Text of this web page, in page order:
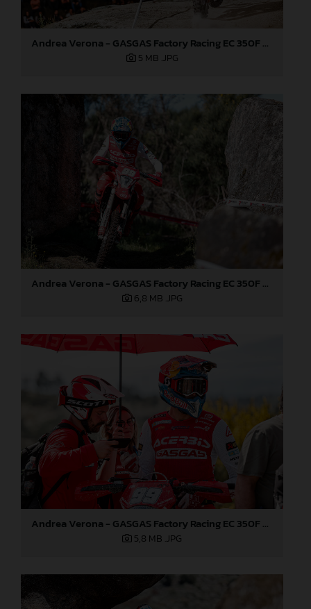
Andrea Verona - GASGAS Factory Racing EC 350F - EnduroGP of Portugal
5 MB .JPG
Andrea Verona - GASGAS Factory Racing EC 350F - EnduroGP of Portugal
6,8 MB .JPG
Andrea Verona - GASGAS Factory Racing EC 350F - EnduroGP of Portugal
5,8 MB .JPG